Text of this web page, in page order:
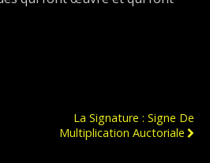
La Signature : Signe De
Multiplication Auctoriale